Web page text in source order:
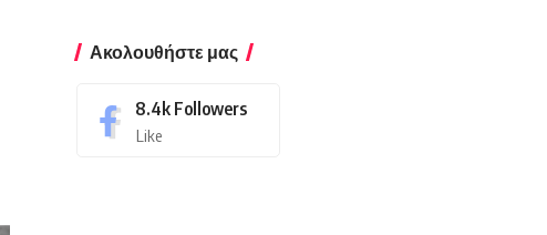
Ακολουθήστε μας
8.4k Followers
Like